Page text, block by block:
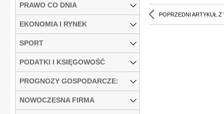
POPRZEDNI ARTYKUŁ Z
PRAWO CO DNIA
EKONOMIA I RYNEK
SPORT
PODATKI I KSIĘGOWOŚĆ
PROGNOZY GOSPODARCZE:
NOWOCZESNA FIRMA